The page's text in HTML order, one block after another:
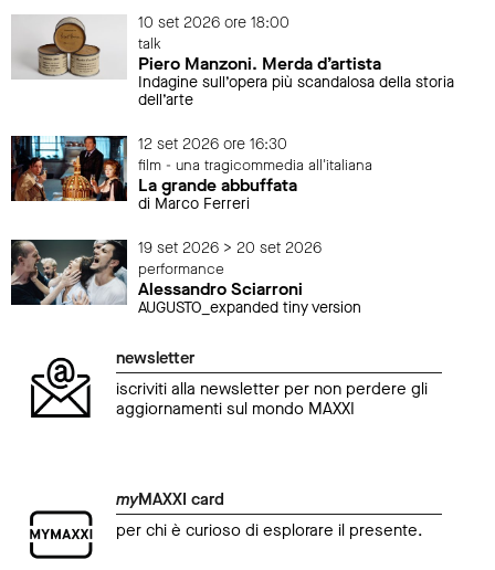
10 set 2026 ore 18:00
talk
Piero Manzoni. Merda d’artista
Indagine sull’opera più scandalosa della storia
dell’arte
12 set 2026 ore 16:30
film - una tragicommedia all'italiana
La grande abbuffata
di Marco Ferreri
19 set 2026 > 20 set 2026
performance
Alessandro Sciarroni
AUGUSTO_expanded tiny version
newsletter
iscriviti alla newsletter per non perdere gli
aggiornamenti sul mondo MAXXI
myMAXXI card
per chi è curioso di esplorare il presente.